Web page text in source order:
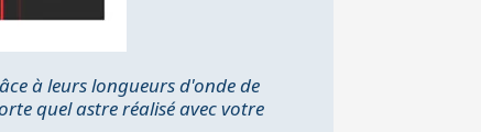
à leurs longueurs d'onde de
quel astre réalisé avec votre